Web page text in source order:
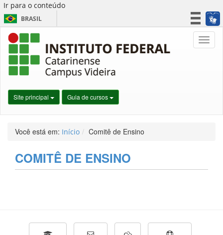
Ir para o conteúdo
BRASIL
Simplifique!
Site principal Guia de cursos
Você está em: Início Comitê de Ensino
COMITÊ DE ENSINO